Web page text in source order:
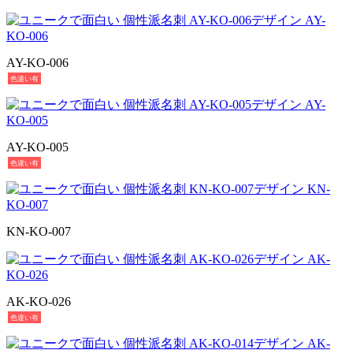
AY-KO-006
色違い有
AY-KO-005
色違い有
KN-KO-007
AK-KO-026
色違い有